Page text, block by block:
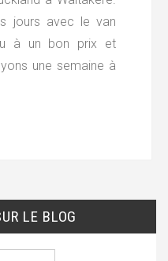
jours avec le van
à un bon prix et
une semaine à
LE BLOG